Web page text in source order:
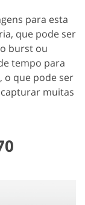
para esta
que pode ser
burst ou
tempo para
o que pode ser
muitas